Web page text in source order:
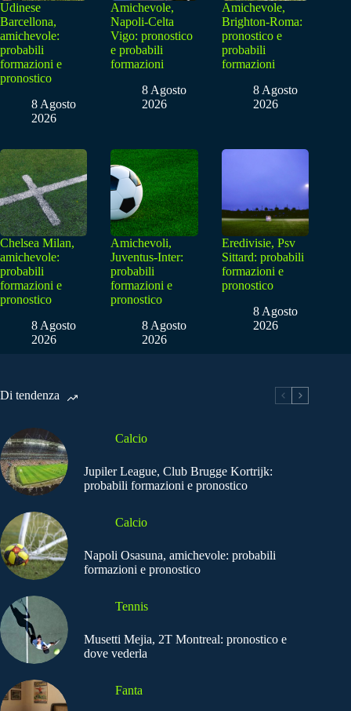
Udinese
Barcellona,
amichevole:
probabili
formazioni e
pronostico
8 Agosto
2026
Amichevole,
Napoli-Celta
Vigo: pronostico
e probabili
formazioni
8 Agosto
2026
Amichevole,
Brighton-Roma:
pronostico e
probabili
formazioni
8 Agosto
2026
Chelsea Milan,
amichevole:
probabili
formazioni e
pronostico
8 Agosto
2026
Amichevoli,
Juventus-Inter:
probabili
formazioni e
pronostico
8 Agosto
2026
Eredivisie, Psv
Sittard: probabili
formazioni e
pronostico
8 Agosto
2026
Di tendenza
Calcio
Jupiler League, Club Brugge Kortrijk:
probabili formazioni e pronostico
Calcio
Napoli Osasuna, amichevole: probabili
formazioni e pronostico
Tennis
Musetti Mejia, 2T Montreal: pronostico e
dove vederla
Fanta